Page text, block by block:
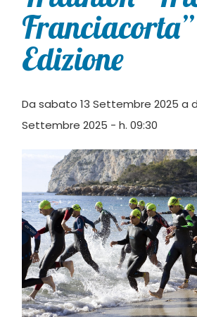
Franciacorta”
Edizione
Da sabato 13 Settembre 2025 a
Settembre 2025 - h. 09:30